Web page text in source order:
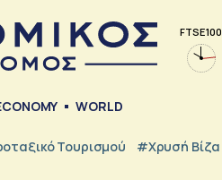
FTSE 100
WORLD
Τουρισμού #Χρυσή Βίζα